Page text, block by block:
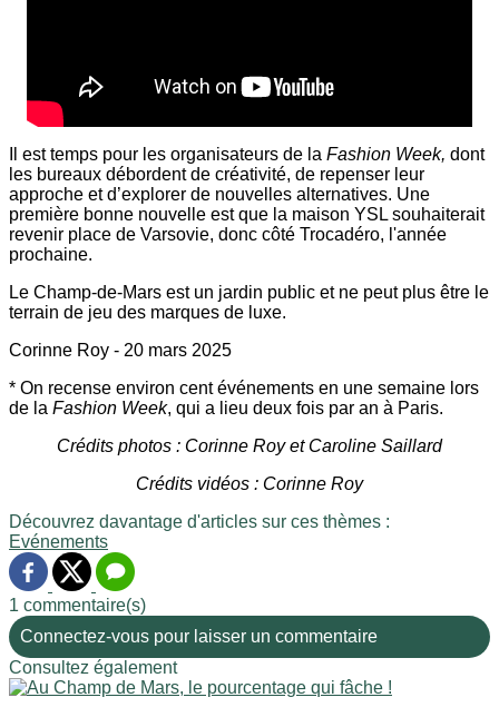
Il est temps pour les organisateurs de la Fashion Week, dont
les bureaux débordent de créativité, de repenser leur
approche et d’explorer de nouvelles alternatives. Une
première bonne nouvelle est que la maison YSL souhaiterait
revenir place de Varsovie, donc côté Trocadéro, l'année
prochaine.
Le Champ-de-Mars est un jardin public et ne peut plus être le
terrain de jeu des marques de luxe.
Corinne Roy - 20 mars 2025
* On recense environ cent événements en une semaine lors
de la Fashion Week, qui a lieu deux fois par an à Paris.
Crédits photos : Corinne Roy et Caroline Saillard
Crédits vidéos : Corinne Roy
Découvrez davantage d'articles sur ces thèmes :
Evénements
1 commentaire(s)
Connectez-vous pour laisser un commentaire
Consultez également